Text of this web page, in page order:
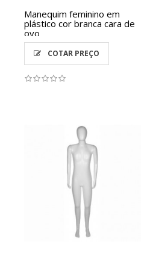
Manequim feminino em
plástico cor branca cara de
ovo
COTAR PREÇO